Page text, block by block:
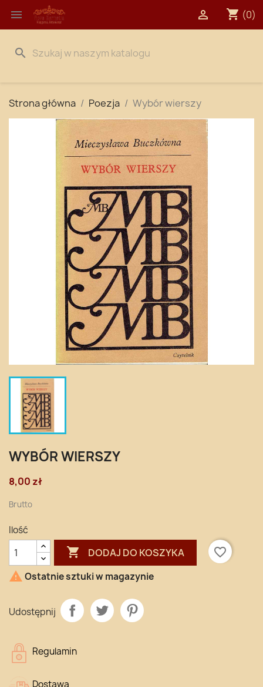
 shopping_cart (0)

search
Strona główna Poezja Wybór wierszy
WYBÓR WIERSZY
8,00 zł
Brutto
Ilość
 DODAJ DO KOSZYKA
favorite_border
 Ostatnie sztuki w magazynie
Udostępnij
Regulamin
Dostawa